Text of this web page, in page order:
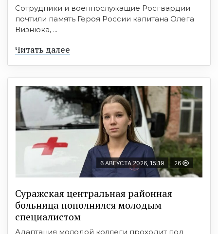
Сотрудники и военнослужащие Росгвардии
почтили память Героя России капитана Олега
Визнюка, ...
Читать далее
6 АВГУСТА 2026, 15:19 26
Суражская центральная районная
больница пополнился молодым
специалистом
Адаптация молодой коллеги проходит под